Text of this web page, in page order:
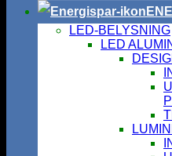
LED-BELYSNING
LED